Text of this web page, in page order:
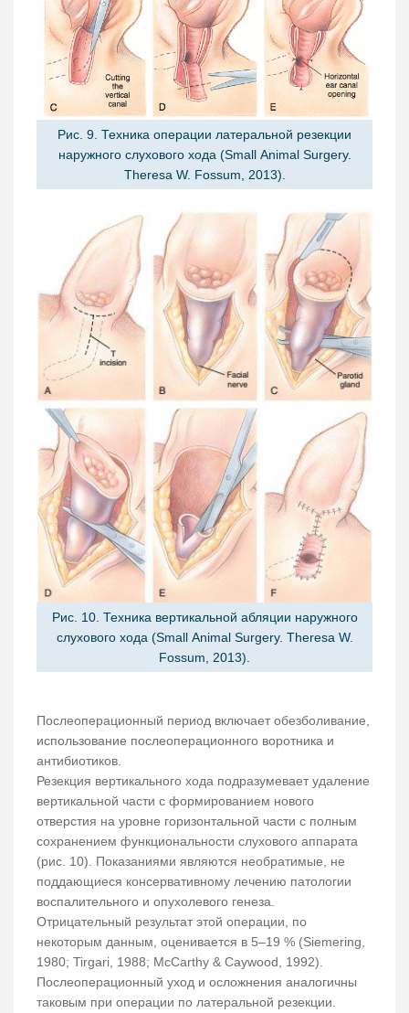
Рис. 9. Техника операции латеральной резекции
наружного слухового хода (Small Animal Surgery.
Theresa W. Fossum, 2013).
Рис. 10. Техника вертикальной абляции наружного
слухового хода (Small Animal Surgery. Theresa W.
Fossum, 2013).
Послеоперационный период включает обезболивание,
использование послеоперационного воротника и
антибиотиков.
Резекция вертикального хода подразумевает удаление
вертикальной части с формированием нового
отверстия на уровне горизонтальной части с полным
сохранением функциональности слухового аппарата
(рис. 10). Показаниями являются необратимые, не
поддающиеся консервативному лечению патологии
воспалительного и опухолевого генеза.
Отрицательный результат этой операции, по
некоторым данным, оценивается в 5–19 % (Siemering,
1980; Tirgari, 1988; McCarthy & Caywood, 1992).
Послеоперационный уход и осложнения аналогичны
таковым при операции по латеральной резекции.